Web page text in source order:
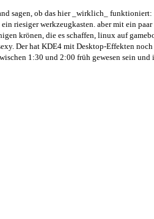
sagen, ob das hier _wirklich_ funktioniert:
riesiger werkzeugkasten. aber mit ein
krönen, die es schaffen, linux auf
Der hat KDE4 mit Desktop-Effekten
1:30 und 2:00 früh gewesen sein